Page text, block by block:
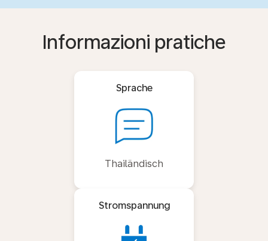
Informazioni pratiche
Sprache
Thailändisch
Stromspannung